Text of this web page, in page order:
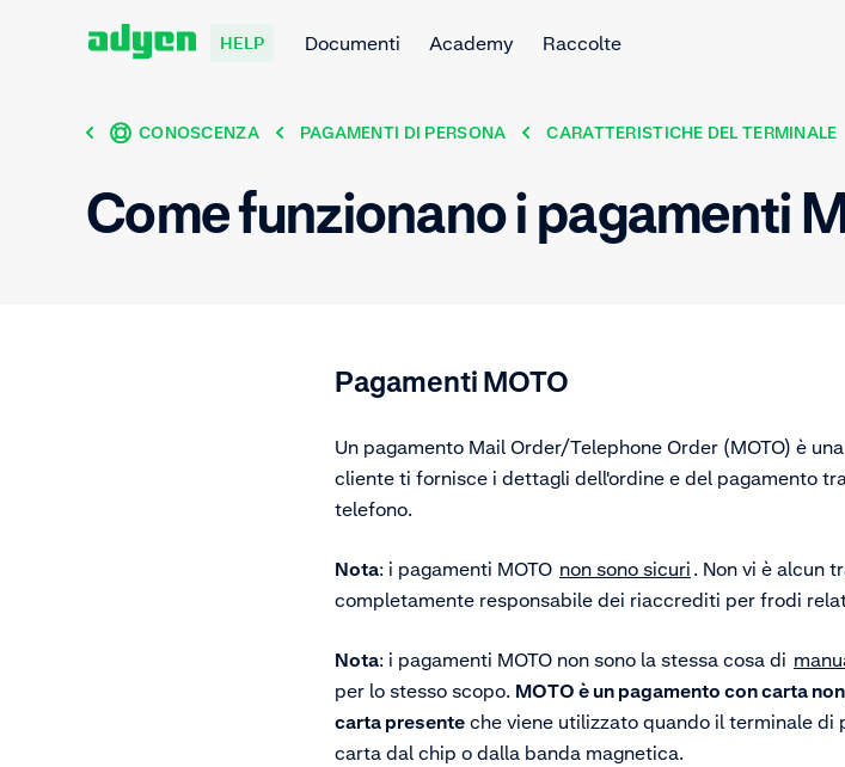
HELP Documenti Academy Raccolte
CONOSCENZA PAGAMENTI DI PERSONA CARATTERISTICHE DEL TERMINALE
Come funzionano i pagamenti
Pagamenti MOTO
Un pagamento Mail Order/Telephone Order (MOTO) è una
cliente ti fornisce i dettagli dell'ordine e del pagamento
telefono.
Nota: i pagamenti MOTO non sono sicuri . Non vi è alcun
completamente responsabile dei riaccrediti per frodi
Nota: i pagamenti MOTO non sono la stessa cosa di
per lo stesso scopo. MOTO è un pagamento con carta
carta presente che viene utilizzato quando il terminale
carta dal chip o dalla banda magnetica.